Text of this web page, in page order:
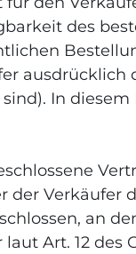
des
In
der Verkäufer
an
Art. 12